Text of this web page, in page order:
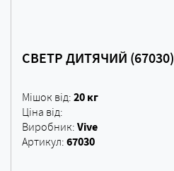
СВЕТР ДИТЯЧИЙ (67030)
Мішок від: 20 кг
Ціна від:
Виробник: Vive
Артикул: 67030